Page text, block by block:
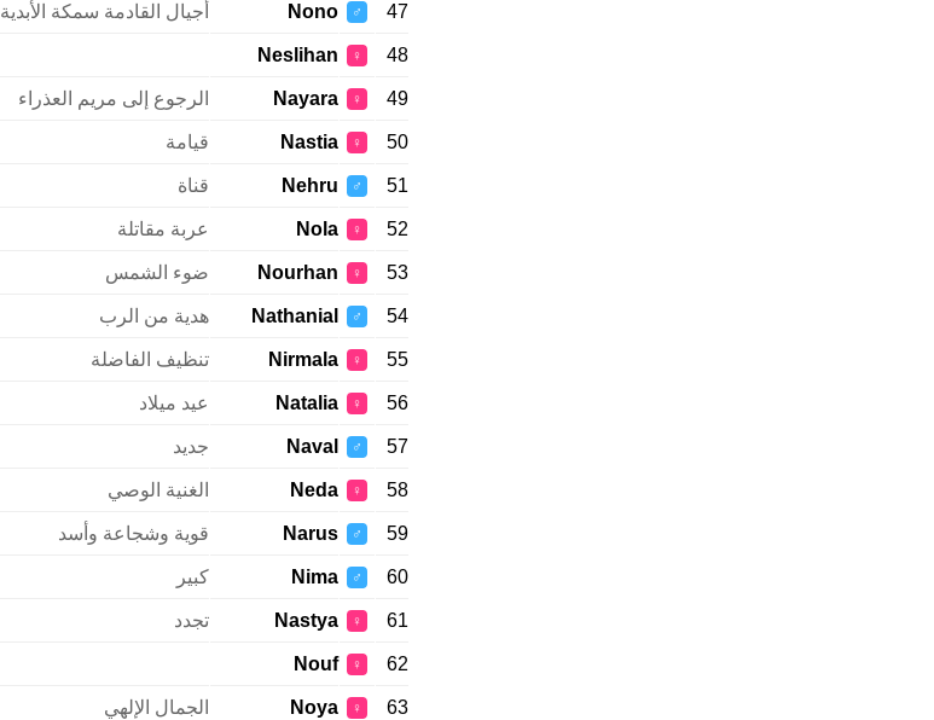
47
♂
Nono أجيال القادمة سمكة الأبدية
48
♀
Neslihan
49
♀
Nayara الرجوع إلى مريم العذراء
50
♀
Nastia قيامة
51
♂
Nehru قناة
52
♀
Nola عربة مقاتلة
53
♀
Nourhan ضوء الشمس
54
♂
Nathanial هدية من الرب
55
♀
Nirmala تنظيف الفاضلة
56
♀
Natalia عيد ميلاد
57
♂
Naval جديد
58
♀
Neda الغنية الوصي
59
♂
Narus قوية وشجاعة وأسد
60
♂
Nima كبير
61
♀
Nastya تجدد
62
♀
Nouf
63
♀
Noya الجمال الإلهي